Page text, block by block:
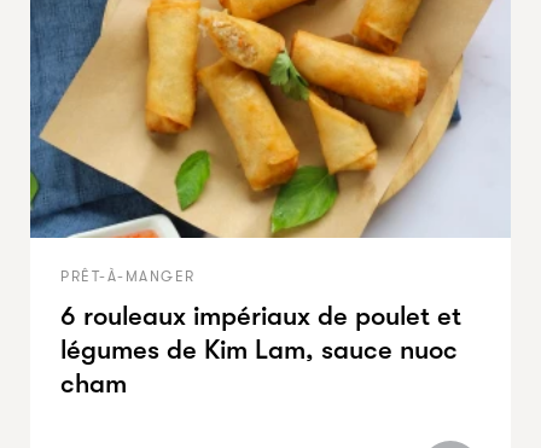
PRÊT-À-MANGER
6 rouleaux impériaux de poulet et
légumes de Kim Lam, sauce nuoc
cham